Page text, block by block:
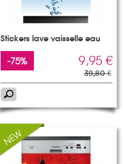
Stickers lave vaisselle eau
-75% 9,95 €
39,80 €